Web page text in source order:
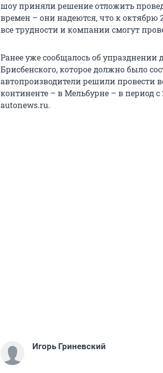
шоу приняли решение отложить
времен – они надеются, что к октябрю
все трудности и компании смогут
Ранее уже сообщалось об упразднении
Брисбенского, которое должно было
автопроизводители решили провести
континенте – в Мельбурне – в период
autonews.ru.
Игорь Гриневский